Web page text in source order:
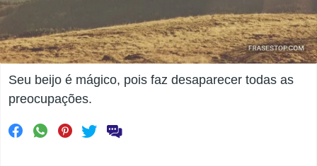
Seu beijo é mágico, pois faz desaparecer todas as
preocupações.